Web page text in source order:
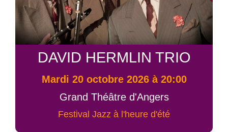
DAVID HERMLIN TRIO
mardi 20 octobre 2026 à 20:00
Grand Théâtre d'Angers
Festival Jazz à l'heure d'été